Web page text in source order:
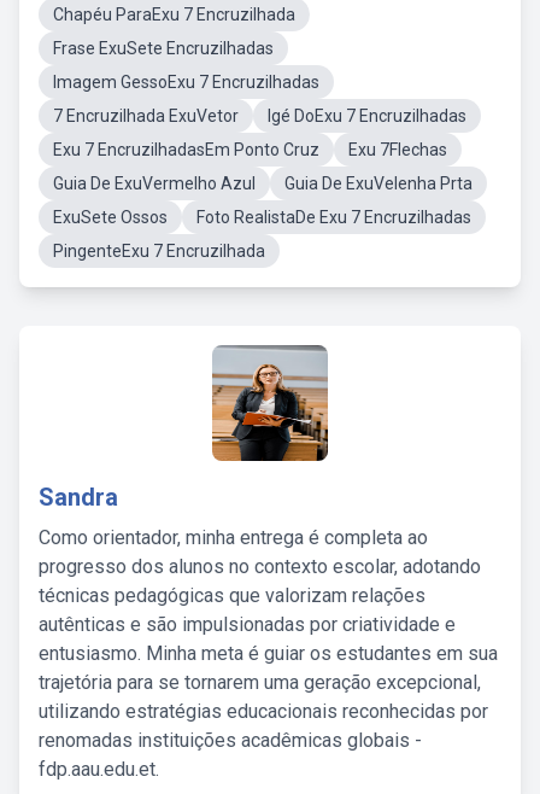
Chapéu ParaExu 7 Encruzilhada
Frase ExuSete Encruzilhadas
Imagem GessoExu 7 Encruzilhadas
7 Encruzilhada ExuVetor
Igé DoExu 7 Encruzilhadas
Exu 7 EncruzilhadasEm Ponto Cruz
Exu 7Flechas
Guia De ExuVermelho Azul
Guia De ExuVelenha Prta
ExuSete Ossos
Foto RealistaDe Exu 7 Encruzilhadas
PingenteExu 7 Encruzilhada
Sandra
Como orientador, minha entrega é completa ao
progresso dos alunos no contexto escolar, adotando
técnicas pedagógicas que valorizam relações
autênticas e são impulsionadas por criatividade e
entusiasmo. Minha meta é guiar os estudantes em sua
trajetória para se tornarem uma geração excepcional,
utilizando estratégias educacionais reconhecidas por
renomadas instituições acadêmicas globais -
fdp.aau.edu.et.